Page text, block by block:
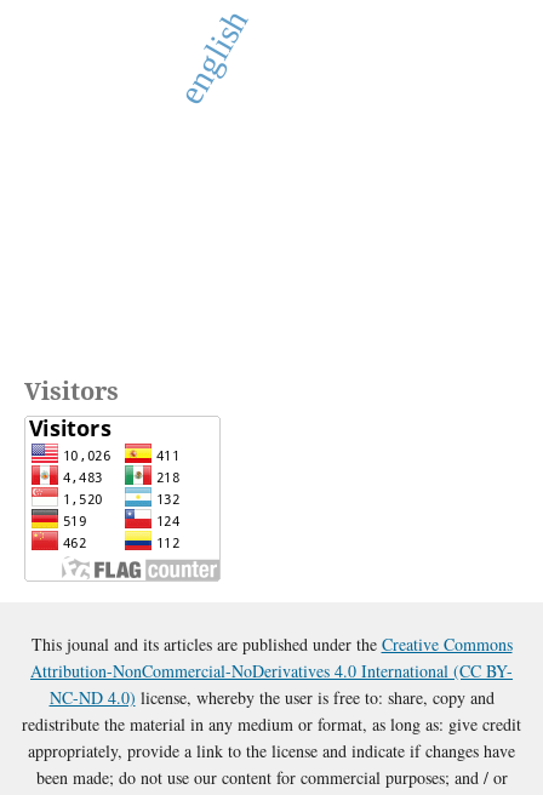
english
Visitors
This jounal and its articles are published under the Creative Commons
Attribution-NonCommercial-NoDerivatives 4.0 International (CC BY-
NC-ND 4.0) license, whereby the user is free to: share, copy and
redistribute the material in any medium or format, as long as: give credit
appropriately, provide a link to the license and indicate if changes have
been made; do not use our content for commercial purposes; and / or